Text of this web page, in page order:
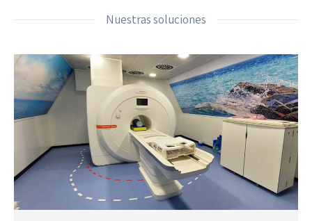
Nuestras soluciones